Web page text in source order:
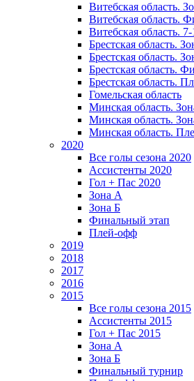
Витебская область.
Витебская область.
Витебская область.
Брестская область.
Брестская область.
Брестская область.
Брестская область.
Гомельская область
Минская область.
Минская область.
Минская область.
2020
Все голы сезона 2020
Ассистенты 2020
Гол + Пас 2020
Зона А
Зона Б
Финальный этап
Плей-офф
2019
2018
2017
2016
2015
Все голы сезона 2015
Ассистенты 2015
Гол + Пас 2015
Зона А
Зона Б
Финальный турнир